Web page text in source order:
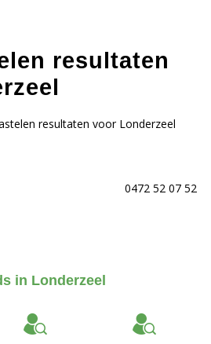
resultaten
resultaten voor Londerzeel
0472 52 07 52
in Londerzeel